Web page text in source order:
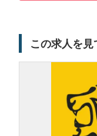
この求人を